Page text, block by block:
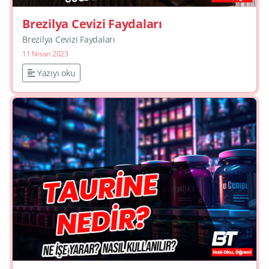
Brezilya Cevizi Faydaları
Brezilya Cevizi Faydaları
11 Nisan 2023
Yazıyı oku